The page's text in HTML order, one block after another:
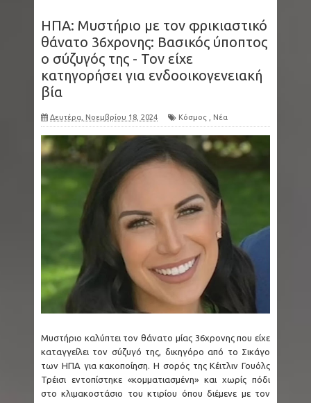
δολάρια και στα 25 «συνταξιοδοτήθηκε»
Παγκόσμιο Πρωτάθλημα Στίβου Κ20: Η
Μητροπούλου κατέκτησε το ασημένιο μετάλλιο
στο μήκος στο Όρεγκον
Μετρό Θεσσαλονίκης: Από απόψε τα
δοκιμαστικά δρομολόγια προς Καλαμαριά - 15
νέα τρένα προστίθενται στο δίκτυο
Ταϊλάνδη: Μακελειό με 8 νεκρούς - Ο δράστης
σκότωσε αρχικά τον παππού και τη γιαγιά του
και μετά πυροβόλησε μαθητές
αναφέροντας τον βιασμό τους
The X-Files: Η σκοτεινότερη εκδοχή της
ΗΠΑ: Μυστήριο με τον φρικιαστικό
θάνατο 36χρονης: Βασικός ύποπτος
ο σύζυγός της - Τον είχε
κατηγορήσει για ενδοοικογενειακή
βία
Δευτέρα, Νοεμβρίου 18, 2024 Κόσμος Νέα
Μυστήριο καλύπτει τον θάνατο μίας 36χρονης που είχε
καταγγείλει τον σύζυγό της, δικηγόρο από το Σικάγο
των ΗΠΑ για κακοποίηση. Η σορός της Κέιτλιν Γουόλς
Τρέισι εντοπίστηκε «κομματιασμένη» και χωρίς πόδι
στο κλιμακοστάσιο του κτιρίου όπου διέμενε με τον